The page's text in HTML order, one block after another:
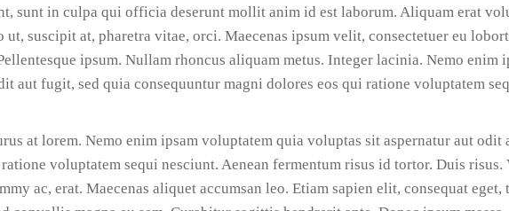
sunt in culpa qui officia deserunt mollit anim id est laborum. Aliquam erat
suscipit at, pharetra vitae, orci. Maecenas ipsum velit, consectetuer eu
ipsum. Nullam rhoncus aliquam metus. Integer lacinia. Nemo enim
aut fugit, sed quia consequuntur magni dolores eos qui ratione voluptatem
at lorem. Nemo enim ipsam voluptatem quia voluptas sit aspernatur aut odit
voluptatem sequi nesciunt. Aenean fermentum risus id tortor. Duis risus.
ac, erat. Maecenas aliquet accumsan leo. Etiam sapien elit, consequat eget,